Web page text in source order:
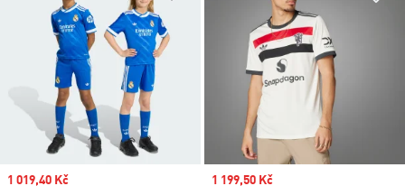
Sale price
1 019,40 Kč Sale price
1 199,50 Kč